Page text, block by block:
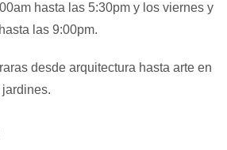
hasta las 5:30pm y los viernes y
las 9:00pm.
desde arquitectura hasta arte en
jardines.